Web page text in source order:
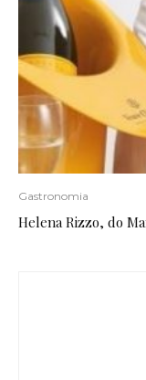
Gastronomia
Helena Rizzo, do